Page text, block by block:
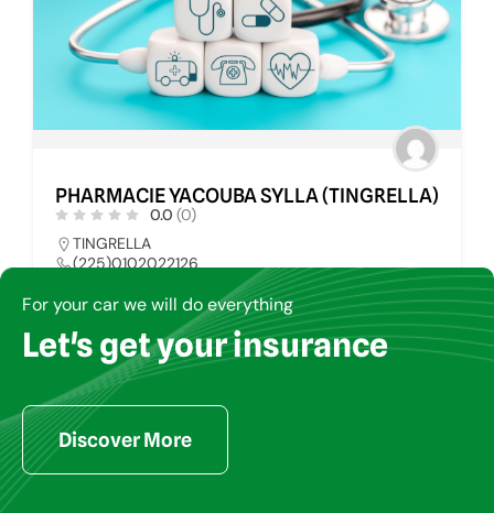
PHARMACIE YACOUBA SYLLA (TINGRELLA)
0.0 (0)
TINGRELLA
(225)0102022126
PHARMACIE 34
For your car we will do everything
Let's get your insurance
Discover More